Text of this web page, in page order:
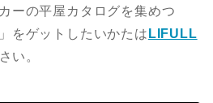
ーの平屋カタログを集めつ
をゲットしたいかたは LIFULL
い。